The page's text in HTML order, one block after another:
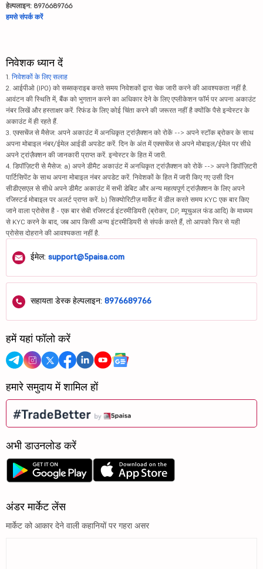
हेल्पलाइन: 8976689766
हमसे संपर्क करें
निवेशक ध्यान दें
1. निवेशकों के लिए सलाह
2. आईपीओ (IPO) को सब्सक्राइब करते समय निवेशकों द्वारा चेक जारी करने की आवश्यकता नहीं है.
आवंटन की स्थिति में, बैंक को भुगतान करने का अधिकार देने के लिए एप्लीकेशन फॉर्म पर अपना अकाउंट
नंबर लिखें और हस्ताक्षर करें. रिफंड के लिए कोई चिंता करने की जरूरत नहीं है क्योंकि पैसे इन्वेस्टर के
अकाउंट में ही रहते हैं.
3. एक्सचेंज से मैसेज: अपने अकाउंट में अनधिकृत ट्रांज़ैक्शन को रोकें --> अपने स्टॉक ब्रोकर के साथ
अपना मोबाइल नंबर/ईमेल आईडी अपडेट करें. दिन के अंत में एक्सचेंज से अपने मोबाइल/ईमेल पर सीधे
अपने ट्रांज़ैक्शन की जानकारी प्राप्त करें. इन्वेस्टर के हित में जारी.
4. डिपॉज़िटरी से मैसेज: a) अपने डीमैट अकाउंट में अनधिकृत ट्रांज़ैक्शन को रोकें --> अपने डिपॉज़िटरी
पार्टिसिपेंट के साथ अपना मोबाइल नंबर अपडेट करें. निवेशकों के हित में जारी किए गए उसी दिन
सीडीएसएल से सीधे अपने डीमैट अकाउंट में सभी डेबिट और अन्य महत्वपूर्ण ट्रांज़ैक्शन के लिए अपने
रजिस्टर्ड मोबाइल पर अलर्ट प्राप्त करें. b) सिक्योरिटीज़ मार्केट में डील करते समय KYC एक बार किए
जाने वाला प्रोसेस है - एक बार सेबी रजिस्टर्ड इंटरमीडियरी (ब्रोकर, DP, म्यूचुअल फंड आदि) के माध्यम
से KYC करने के बाद, जब आप किसी अन्य इंटरमीडियरी से संपर्क करते हैं, तो आपको फिर से यही
प्रोसेस दोहराने की आवश्यकता नहीं है.
ईमेल: support@5paisa.com
सहायता डेस्क हेल्पलाइन: 8976689766
हमें यहां फॉलो करें
हमारे समुदाय में शामिल हों
अभी डाउनलोड करें
अंडर मार्केट लेंस
मार्केट को आकार देने वाली कहानियों पर गहरा असर